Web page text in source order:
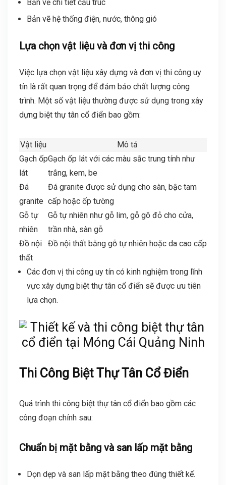
Bản vẽ chi tiết cấu trúc
Bản vẽ hệ thống điện, nước, thông gió
Lựa chọn vật liệu và đơn vị thi công
Việc lựa chọn vật liệu xây dựng và đơn vị thi công uy
tín là rất quan trọng để đảm bảo chất lượng công
trình. Một số vật liệu thường được sử dụng trong xây
dựng biệt thự tân cổ điển bao gồm:
Vật liệu
Mô tả
Gạch ốp
lát
Gạch ốp lát với các màu sắc trung tính như
trắng, kem, be
Đá
granite
Đá granite được sử dụng cho sàn, bậc tam
cấp hoặc ốp tường
Gỗ tự
nhiên
Gỗ tự nhiên như gỗ lim, gỗ gõ đỏ cho cửa,
trần nhà, sàn gỗ
Đồ nội
thất
Đồ nội thất bằng gỗ tự nhiên hoặc da cao cấp
Các đơn vị thi công uy tín có kinh nghiệm trong lĩnh
vực xây dựng biệt thự tân cổ điển sẽ được ưu tiên
lựa chọn.
Thi Công Biệt Thự Tân Cổ Điển
Quá trình thi công biệt thự tân cổ điển bao gồm các
công đoạn chính sau:
Chuẩn bị mặt bằng và san lấp mặt bằng
Dọn dẹp và san lấp mặt bằng theo đúng thiết kế.